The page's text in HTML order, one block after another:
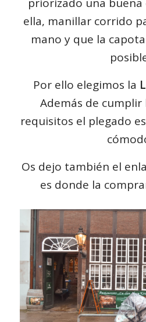
ella, manillar corrido
mano y que la
Por ello elegimos la
Además de cumplir
requisitos el plegado
Os dejo también el
es donde la